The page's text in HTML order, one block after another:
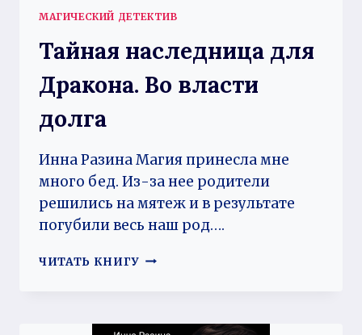
МАГИЧЕСКИЙ ДЕТЕКТИВ
Тайная наследница для
Дракона. Во власти
долга
Инна Разина Магия принесла мне
много бед. Из-за нее родители
решились на мятеж и в результате
погубили весь наш род….
ЧИТАТЬ КНИГУ ТАЙНАЯ
ВО